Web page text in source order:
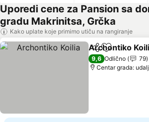
Uporedi cene za Pansion sa
gradu Makrinitsa, Grčka
Kako uplate koje primimo utiču na rangiranje
Deli Dodati u
Archontiko
9,6 Odlično
79
Centar grada: